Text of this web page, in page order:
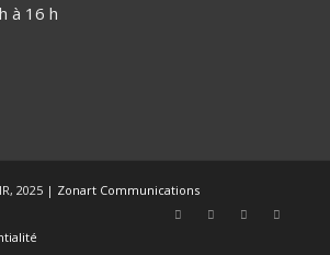
à 16 h
2025 | Zonart Communications